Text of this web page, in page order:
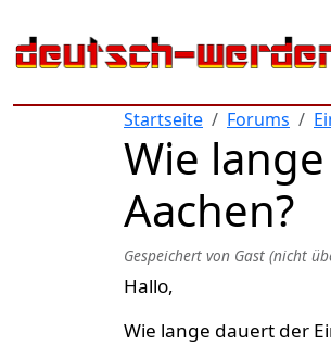
Startseite
Forums
Wie
Aachen?
Gespeichert von Gast (nicht
Hallo,
Wie lange dauert der